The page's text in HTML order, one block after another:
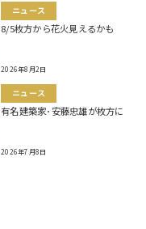
ニュース
8/5枚方から花火見えるかも
2026年8月2日
ニュース
有名建築家･安藤忠雄が枚方に
2026年7月8日